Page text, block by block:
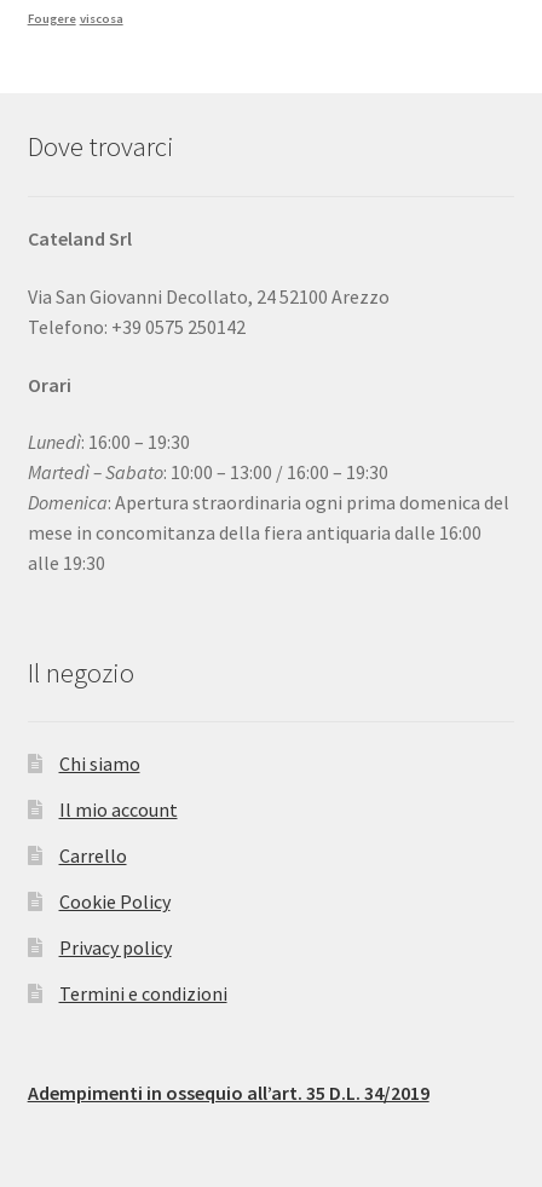
Fougere viscosa
Dove trovarci
Cateland Srl
Via San Giovanni Decollato, 24 52100 Arezzo
Telefono: +39 0575 250142
Orari
Lunedì: 16:00 – 19:30
Martedì – Sabato: 10:00 – 13:00 / 16:00 – 19:30
Domenica: Apertura straordinaria ogni prima domenica del
mese in concomitanza della fiera antiquaria dalle 16:00
alle 19:30
Il negozio
Chi siamo
Il mio account
Carrello
Cookie Policy
Privacy policy
Termini e condizioni
Adempimenti in ossequio all’art. 35 D.L. 34/2019